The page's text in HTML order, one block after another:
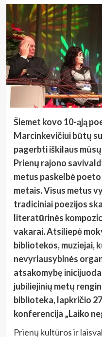
Šiemet kovo 10-ąją
Marcinkevičiui būtų
pagerbti iškilaus
Prienų rajono
metus paskelbė
metais. Visus metus
tradiciniai poezijos
literatūrinės
vakarai. Atsiliepė
bibliotekos, muziejai,
nevyriausybinės
atsakomybę
jubiliejinių metų
biblioteka, lapkričio
konferencija „Laiko
Prienų kultūros ir